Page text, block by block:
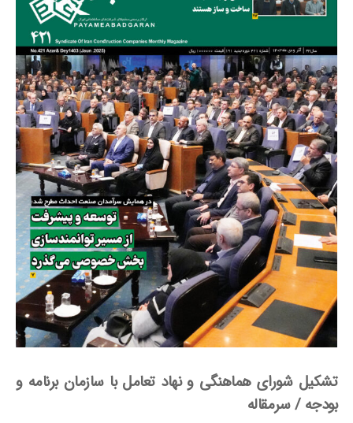
تشکیل شورای هماهنگی و نهاد تعامل با سازمان برنامه و
بودجه/ سرمقاله